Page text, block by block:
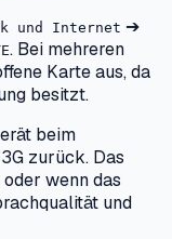
und Internet ➔
. Bei mehreren
Karte aus, da
besitzt.
beim
zurück. Das
wenn das
und